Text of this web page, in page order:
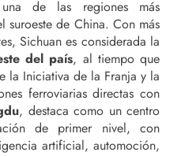
de las regiones más
suroeste de China. Con más
Sichuan es considerada la
del país, al tiempo que
la Iniciativa de la Franja y la
ferroviarias directas con
, destaca como un centro
de primer nivel, con
artificial, automoción,